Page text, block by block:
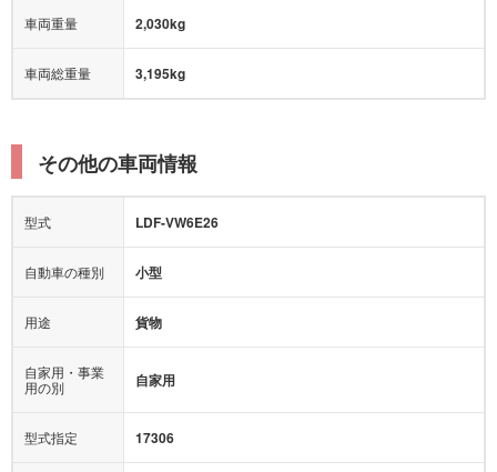
車両重量 2,030kg
車両総重量 3,195kg
その他の車両情報
型式 LDF-VW6E26
自動車の種別 小型
用途 貨物
自家用・事業
用の別
自家用
型式指定 17306